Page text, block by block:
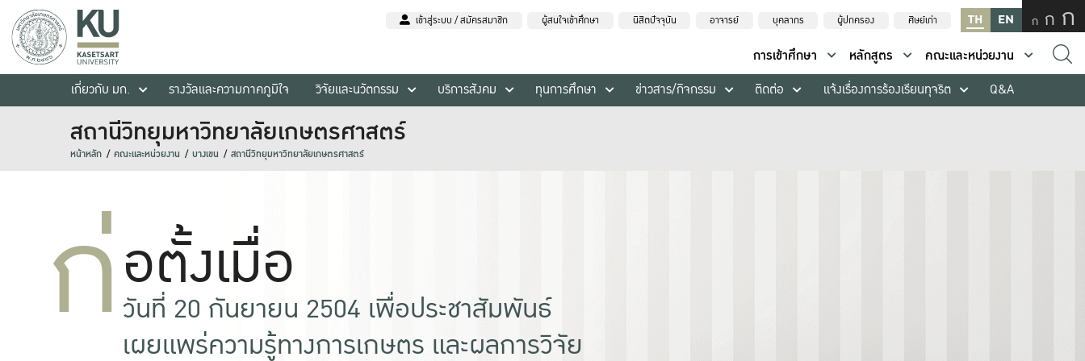
เข้าสู่ระบบ / สมัครสมาชิก ผู้สนใจเข้าศึกษา นิสิตปัจจุบัน อาจารย์ บุคลากร ผู้ปกครอง ศิษย์เก่า TH EN ก ก ก
การเข้าศึกษา หลักสูตร
คณะและหน่วยงาน
เกี่ยวกับ มก.
รางวัลและความภาคภูมิใจ วิจัยและนวัตกรรม บริการสังคม ทุนการศึกษา ข่าวสาร/กิจกรรม ติดต่อ แจ้งเรื่องการร้องเรียนทุจริต Q&A
สถานีวิทยุมหาวิทยาลัยเกษตรศาสตร์
หน้าหลัก คณะและหน่วยงาน บางเขน สถานีวิทยุมหาวิทยาลัยเกษตรศาสตร์
ก่อตั้งเมื่อ
วันที่ 20 กันยายน 2504 เพื่อประชาสัมพันธ์
เผยแพร่ความรู้ทางการเกษตร และผลการวิจัย